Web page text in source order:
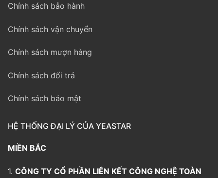
Chính sách bảo hành
Chính sách vận chuyển
Chính sách mượn hàng
Chính sách đổi trả
Chính sách bảo mật
HỆ THỐNG ĐẠI LÝ CỦA YEASTAR
MIỀN BẮC
1. CÔNG TY CỔ PHẦN LIÊN KẾT CÔNG NGHỆ TOÀN